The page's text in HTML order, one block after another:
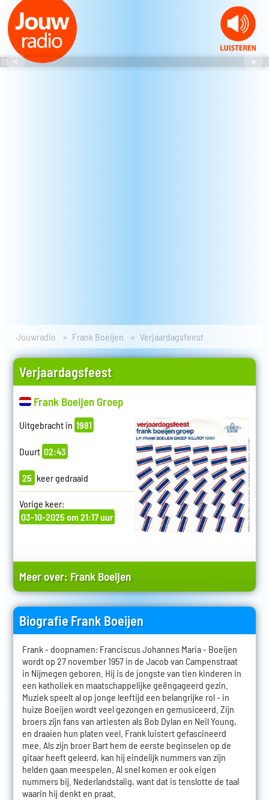
Jouwradio Frank Boeijen Verjaardagsfeest
Verjaardagsfeest
Frank Boeijen Groep
Uitgebracht in 1981
Duurt 02:43
25 keer gedraaid
Vorige keer:
03-10-2025 om 21:17 uur
Meer over: Frank Boeijen
Biografie Frank Boeijen
Frank - doopnamen: Franciscus Johannes Maria - Boeijen
wordt op 27 november 1957 in de Jacob van Campenstraat
in Nijmegen geboren. Hij is de jongste van tien kinderen in
een katholiek en maatschappelijke geëngageerd gezin.
Muziek speelt al op jonge leeftijd een belangrijke rol - in
huize Boeijen wordt veel gezongen en gemusiceerd. Zijn
broers zijn fans van artiesten als Bob Dylan en Neil Young,
en draaien hun platen veel. Frank luistert gefascineerd
mee. Als zijn broer Bart hem de eerste beginselen op de
gitaar heeft geleerd, kan hij eindelijk nummers van zijn
helden gaan meespelen. Al snel komen er ook eigen
nummers bij. Nederlandstalig, want dat is tenslotte de taal
waarin hij denkt en praat.